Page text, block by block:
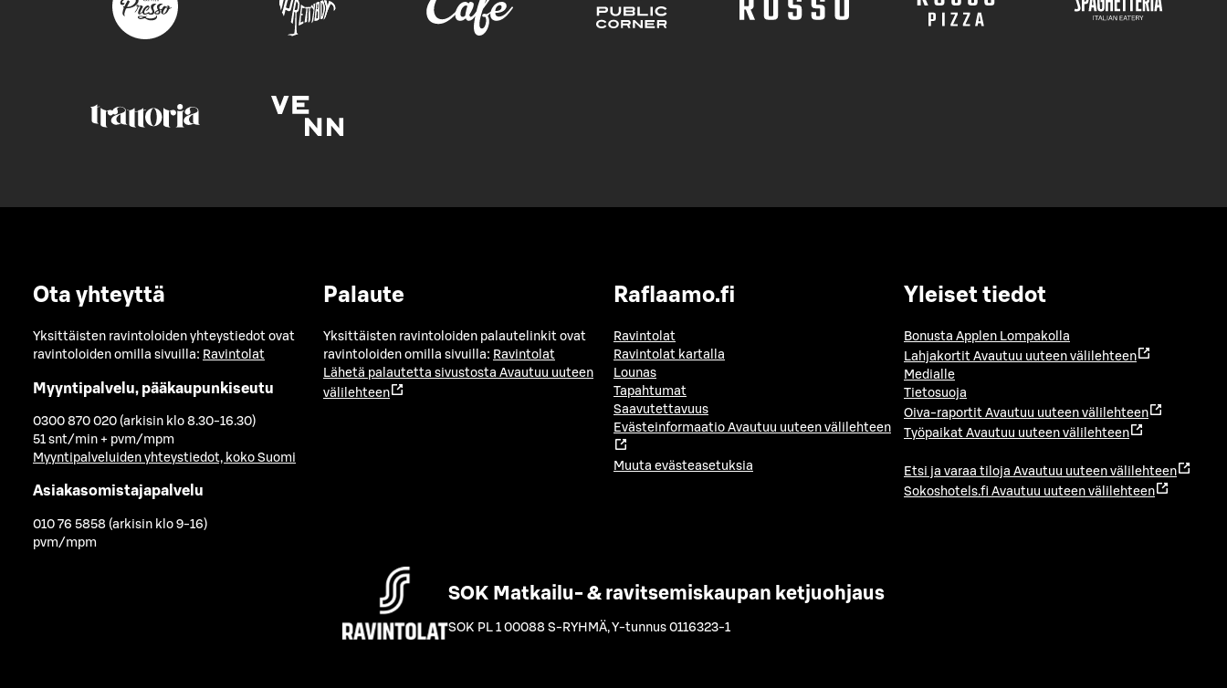
Ota yhteyttä
Yksittäisten ravintoloiden yhteystiedot ovat
ravintoloiden omilla sivuilla: Ravintolat
Myyntipalvelu, pääkaupunkiseutu
0300 870 020 (arkisin klo 8.30-16.30)
51 snt/min + pvm/mpm
Myyntipalveluiden yhteystiedot, koko Suomi
Asiakasomistajapalvelu
010 76 5858 (arkisin klo 9-16)
pvm/mpm
Palaute
Yksittäisten ravintoloiden palautelinkit ovat
ravintoloiden omilla sivuilla: Ravintolat
Lähetä palautetta sivustosta Avautuu uuteen
välilehteen
Raflaamo.fi
Ravintolat
Ravintolat kartalla
Lounas
Tapahtumat
Saavutettavuus
Evästeinformaatio Avautuu uuteen välilehteen
Muuta evästeasetuksia
Yleiset tiedot
Bonusta Applen Lompakolla
Lahjakortit Avautuu uuteen välilehteen
Medialle
Tietosuoja
Oiva-raportit Avautuu uuteen välilehteen
Työpaikat Avautuu uuteen välilehteen
Etsi ja varaa tiloja Avautuu uuteen välilehteen
Sokoshotels.fi Avautuu uuteen välilehteen
SOK Matkailu- & ravitsemiskaupan ketjuohjaus
SOK PL 1 00088 S-RYHMÄ,Y-tunnus 0116323-1